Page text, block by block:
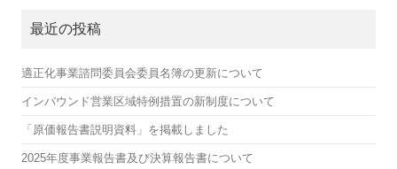
最近の投稿
適正化事業諮問委員会委員名簿の更新について
インバウンド営業区域特例措置の新制度について
「原価報告書説明資料」を掲載しました
2025年度事業報告書及び決算報告書について